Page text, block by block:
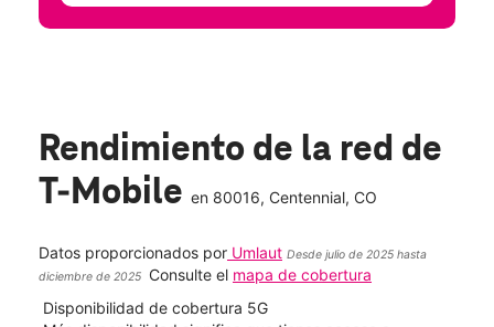
Rendimiento de la red de
T-Mobile en 80016, Centennial, CO
Datos proporcionados por Umlaut Desde julio de 2025 hasta
diciembre de 2025
Consulte el mapa de cobertura
Disponibilidad de cobertura 5G